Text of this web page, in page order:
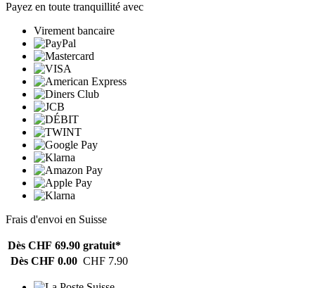
Payez en toute tranquillité avec
Virement bancaire
Frais d'envoi en Suisse
Dès CHF 69.90 gratuit*
Dès CHF 0.00 CHF 7.90